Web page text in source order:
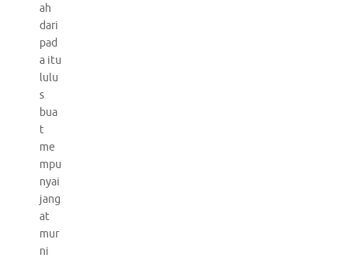
ah
dari
pad
a itu
lulu
s
bua
t
me
mpu
nyai
jang
at
mur
ni